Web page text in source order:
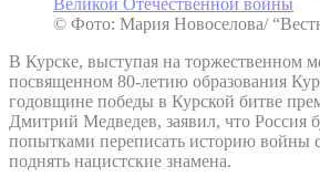
© Фото: Мария Новоселова/
В Курске, выступая на торжественном
посвященном 80-летию образования
годовщине победы в Курской битве
Дмитрий Медведев, заявил, что Россия
попытками переписать историю войны
поднять нацистские знамена.